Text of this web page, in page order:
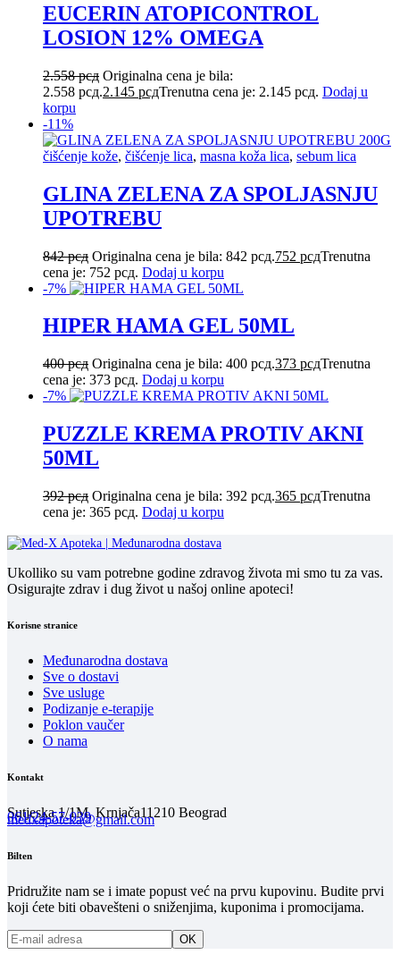
EUCERIN ATOPICONTROL
LOSION 12% OMEGA
2.558рсд Originalna cena je bila:
2.558 рсд.2.145 рсдTrenutna cena je: 2.145 рсд. Dodaj u
korpu
-11%
čišćenje kože, čišćenje lica, masna koža lica, sebum lica
GLINA ZELENA ZA SPOLJASNJU
UPOTREBU
842рсд Originalna cena je bila: 842 рсд.752 рсдTrenutna
cena je: 752 рсд. Dodaj u korpu
-7%
HIPER HAMA GEL 50ML
400рсд Originalna cena je bila: 400 рсд.373 рсдTrenutna
cena je: 373 рсд. Dodaj u korpu
-7%
PUZZLE KREMA PROTIV AKNI
50ML
392рсд Originalna cena je bila: 392 рсд.365 рсдTrenutna
cena je: 365 рсд. Dodaj u korpu
Ukolliko su vam potrebne godine zdravog života mi smo tu za vas.
Osigurajte zdrav i dug život u našoj online apoteci!
Korisne stranice
Međunarodna dostava
Sve o dostavi
Sve usluge
Podizanje e-terapije
Poklon vaučer
O nama
Kontakt
Sutjeska 1/1M, Krnjača11210 Beograd
061/24-57-039
medxapoteka@gmail.com
Bilten
Pridružite nam se i imate popust već na prvu kupovinu. Budite prvi
koji ćete biti obavešteni o sniženjima, kuponima i promocijama.